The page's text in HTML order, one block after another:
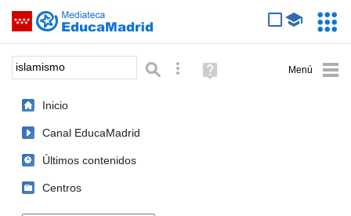
Saltar navegación
Palabra o frase: Búsqueda avanzada
Ayuda
(en
Inicio
Canal EducaMadrid
Últimos contenidos
Centros